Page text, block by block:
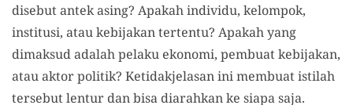
disebut antek asing? Apakah individu, kelompok,
institusi, atau kebijakan tertentu? Apakah yang
dimaksud adalah pelaku ekonomi, pembuat kebijakan,
atau aktor politik? Ketidakjelasan ini membuat istilah
tersebut lentur dan bisa diarahkan ke siapa saja.